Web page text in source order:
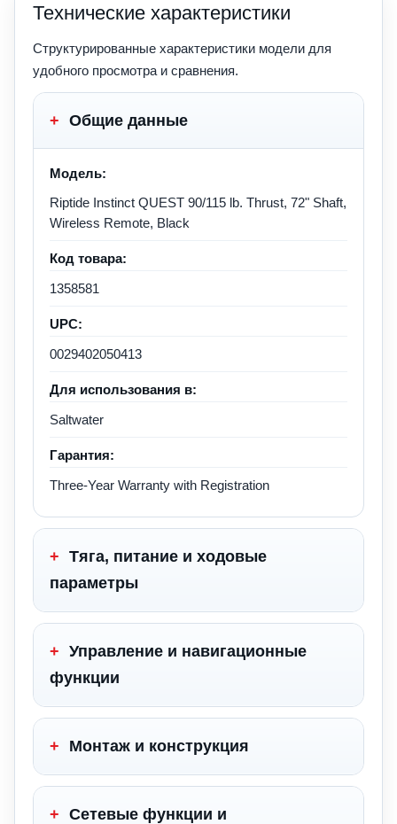
Технические характеристики
Структурированные характеристики модели для
удобного просмотра и сравнения.
+ Общие данные
Модель:
Riptide Instinct QUEST 90/115 lb. Thrust, 72" Shaft,
Wireless Remote, Black
Код товара:
1358581
UPC:
0029402050413
Для использования в:
Saltwater
Гарантия:
Three-Year Warranty with Registration
+ Тяга, питание и ходовые
параметры
+ Управление и навигационные
функции
+ Монтаж и конструкция
+ Сетевые функции и